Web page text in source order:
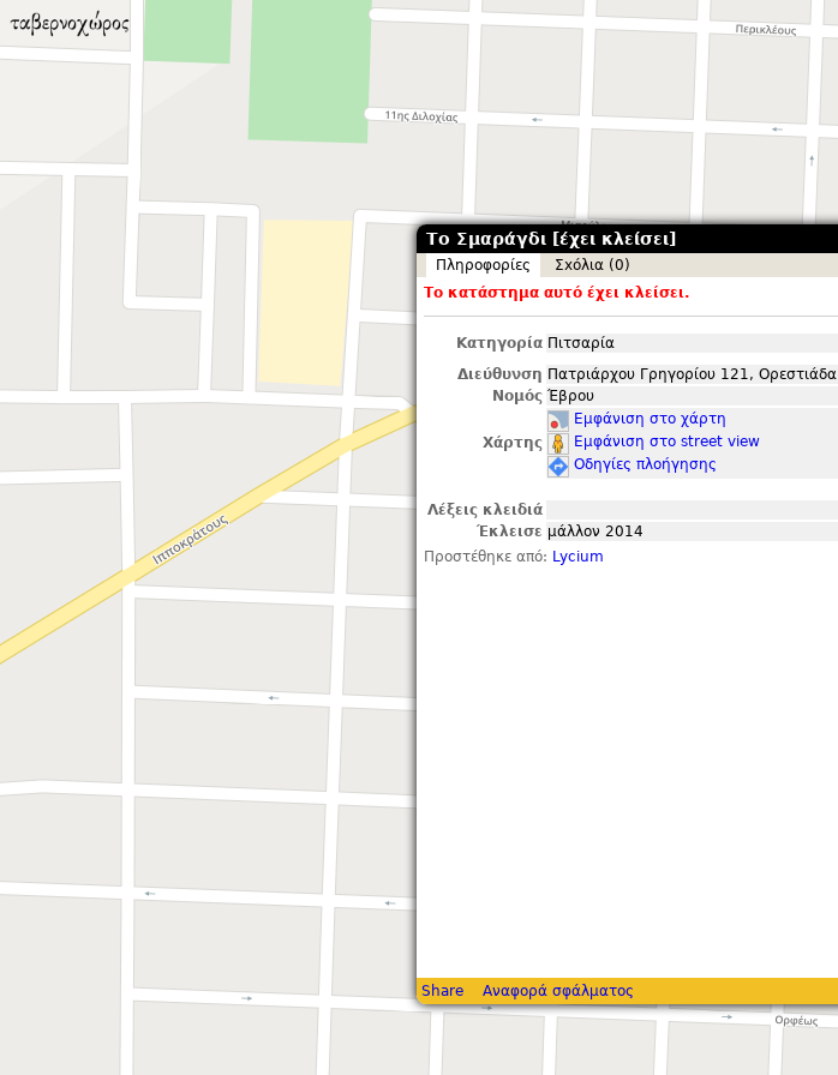
Το Σμαράγδι [έχει κλείσει]
Πληροφορίες
Σxόλια (0)
Το κατάστημα αυτό έχει κλείσει.
Κατηγορία Πιτσαρία
Διεύθυνση Πατριάρχου Γρηγορίου 121, Ορεστιάδα
Νομός Έβρου
Χάρτης
Εμφάνιση στο χάρτη
Εμφάνιση στο street view
Οδηγίες πλοήγησης
Λέξεις κλειδιά
Έκλεισε μάλλον 2014
Προστέθηκε από: Lycium
Share Αναφορά σφάλματος